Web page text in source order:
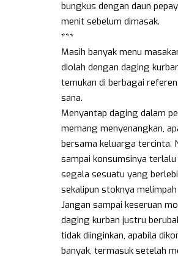
bungkus dengan daun
menit sebelum dimasak.
***
Masih banyak menu
diolah dengan daging
temukan di berbagai
sana.
Menyantap daging dalam
memang menyenangkan,
bersama keluarga tercinta.
sampai konsumsinya terlalu
segala sesuatu yang
sekalipun stoknya
Jangan sampai keseruan
daging kurban justru
tidak diinginkan, apabila
banyak, termasuk setelah